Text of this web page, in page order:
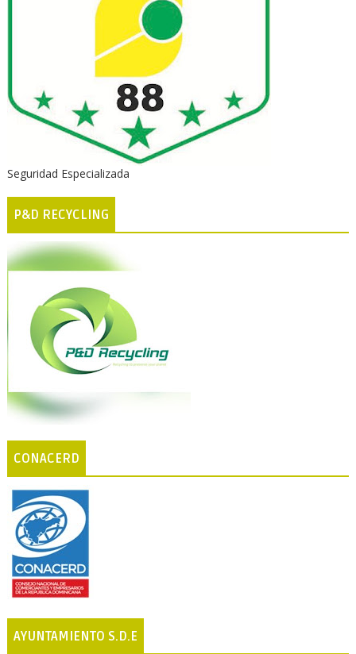
Seguridad Especializada
P&D RECYCLING
CONACERD
AYUNTAMIENTO S.D.E